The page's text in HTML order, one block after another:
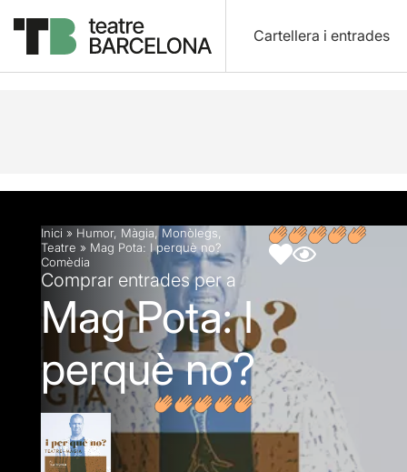
Cartellera i entrades
Descripció Fitxa artística Opinions
Inici » Humor, Màgia, Monòlegs
Teatre » Mag Pota: I perquè no?
Comèdia
Comprar entrades per a
Mag Pota: I
perquè no?